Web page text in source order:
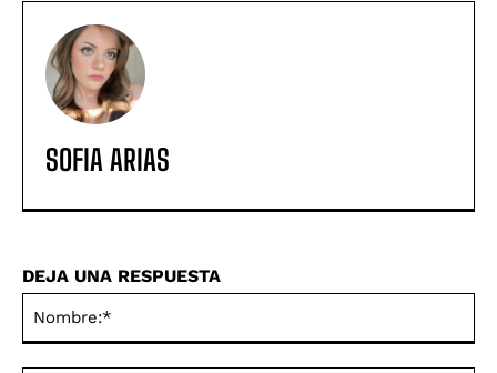
SOFIA ARIAS
DEJA UNA RESPUESTA